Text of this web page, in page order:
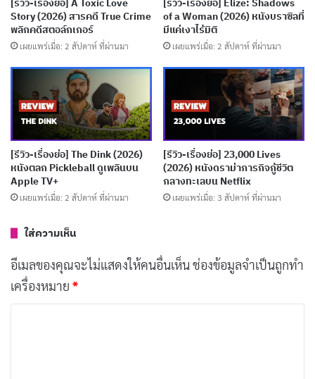
ถูกไล่ออกจากร้านไปพร้อมกับการสูญเสียทุกสิ่งที่เธอลงทุน
มา ด้วยระยะเวลาที่จำกัดและแรงกดดันที่เพิ่มขึ้น เธอต้อง
ดิ้นรนกับความบ้าคลั่งที่ค่อยๆ คืบคลานเข้ามาในชีวิตของ
เธอ
บทความที่เกี่ยวข้อง
[รีวิว-เรื่องย่อ] The Devil’s Mouth (2026) หนังเอา
ชีวิตรอดในถ้ำมรณะ Prime Video
เผยแพร่เมื่อ: 1 สัปดาห์ ที่ผ่านมา
เผยแพร่เมื่อ: 2 สัปดาห์ ที่ผ่านมา
[รีวิว-เรื่องย่อ] A Toxic Love
Story (2026) สารคดี True Crime
พลิกคดีสตอล์กเกอร์
เผยแพร่เมื่อ: 2 สัปดาห์ ที่ผ่านมา
[รีวิว-เรื่องย่อ] Elize: Shadows
of a Woman (2026) หนังบราซิลที่
มีแค่เงาไร้มิติ
เผยแพร่เมื่อ: 2 สัปดาห์ ที่ผ่านมา
[รีวิว-เรื่องย่อ] The Dink (2026)
หนังตลก Pickleball ดูเพลินบน
Apple TV+
เผยแพร่เมื่อ: 2 สัปดาห์ ที่ผ่านมา
[รีวิว-เรื่องย่อ] 23,000 Lives
(2026) หนังดราม่าภารกิจกู้ชีวิต
กลางทะเลบน Netflix
เผยแพร่เมื่อ: 3 สัปดาห์ ที่ผ่านมา
ใส่ความเห็น
อีเมลของคุณจะไม่แสดงให้คนอื่นเห็นช่องข้อมูลจำเป็นถูกทำ
เครื่องหมาย *